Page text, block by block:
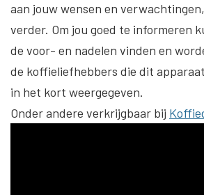
aan jouw wensen en
verder. Om jou goed te informeren
de voor- en nadelen vinden en
de koffieliefhebbers die dit
in het kort weergegeven.
Onder andere verkrijgbaar bij